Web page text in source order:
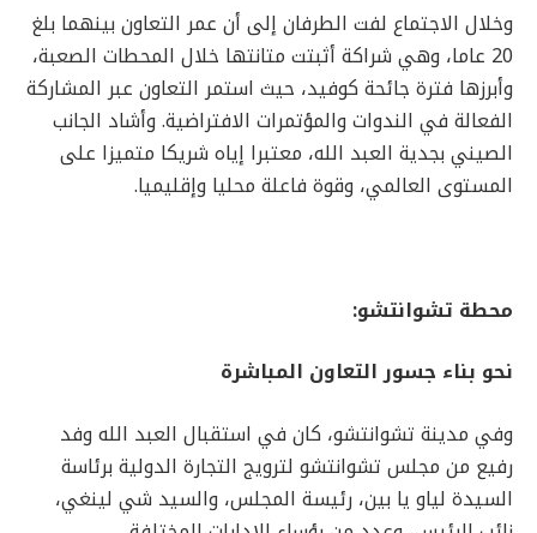
وخلال الاجتماع لفت الطرفان إلى أن عمر التعاون بينهما بلغ
20 عاما، وهي شراكة أثبتت متانتها خلال المحطات الصعبة،
وأبرزها فترة جائحة كوفيد، حيث استمر التعاون عبر المشاركة
الفعالة في الندوات والمؤتمرات الافتراضية. وأشاد الجانب
الصيني بجدية العبد الله، معتبرا إياه شريكا متميزا على
المستوى العالمي، وقوة فاعلة محليا وإقليميا.
محطة تشوانتشو:
نحو بناء جسور التعاون المباشرة
وفي مدينة تشوانتشو، كان في استقبال العبد الله وفد
رفيع من مجلس تشوانتشو لترويج التجارة الدولية برئاسة
السيدة لياو يا بين، رئيسة المجلس، والسيد شي لينغي،